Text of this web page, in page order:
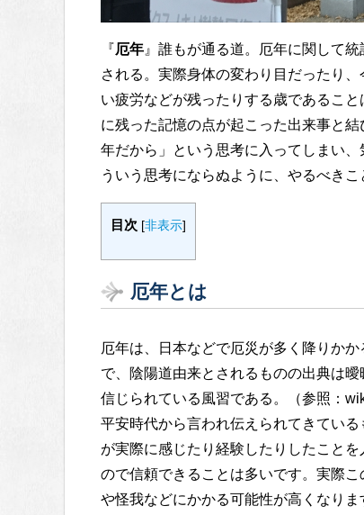
『厄年 』誰もが通る道。厄年に関して
される。実際身体の変わり目だったり
い疲労などが残ったりする歳であるこ
に残った記憶の点が起こった出来事と
年だから」という思考に入ってしまい
ういう思考にならぬように、やるべき
目次 [非表示]
厄年とは
厄年は、日本などで厄災が多く降りか
で、陰陽道由来とされるものの出典は
信じられている風習である。（参照：
平安時代から言われ伝えられてきてい
が実際に感じたり経験したりしたこと
ので信頼できることは多いです。実際
や怪我などにかかる可能性が高くなり